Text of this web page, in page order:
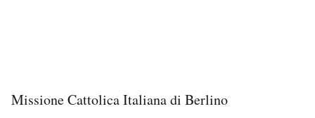
Missione Cattolica Italiana di Berlino